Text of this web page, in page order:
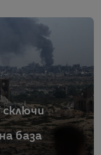
сключи
база